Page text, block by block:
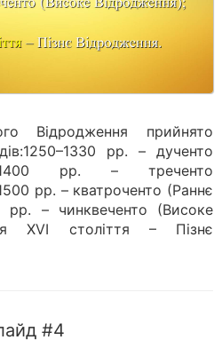
Відродження прийнято
рр. – дученто
рр. – треченто
рр. – кватроченто (Раннє
рр. – чинквеченто (Високе
ХVI століття – Пізнє
#4